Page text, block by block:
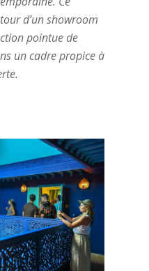
d’un showroom
pointue de
un cadre propice à